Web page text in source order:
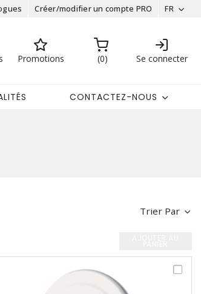
Créer/modifier un compte PRO FR
Promotions 0 Se connecter
CONTACTEZ-NOUS
Trier Par